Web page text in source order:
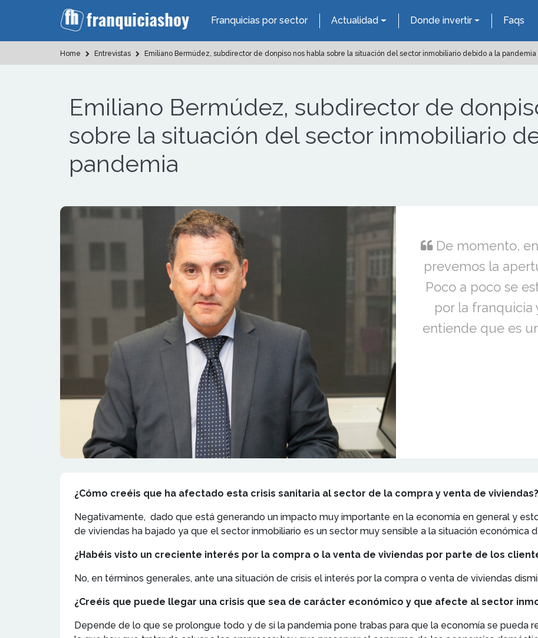
Franquicias por sector Actualidad Donde invertir Faqs
Home Entrevistas Emiliano Bermúdez, subdirector de donpiso nos habla sobre la situación del sector inmobiliario debido a la pandemia
Emiliano Bermúdez, subdirector de
sobre la situación del sector inmobiliario
pandemia
De momento,
prevemos la
Poco a poco se
por la franquicia
entiende que es
¿Cómo creéis que ha afectado esta crisis sanitaria al sector de la compra y venta de viviendas?
Negativamente, dado que está generando un impacto muy importante en la economía en general y
de viviendas ha bajado ya que el sector inmobiliario es un sector muy sensible a la situación económica
¿Habéis visto un creciente interés por la compra o la venta de viviendas por parte de los
No, en términos generales, ante una situación de crisis el interés por la compra o venta de viviendas
¿Creéis que puede llegar una crisis que sea de carácter económico y que afecte al sector
Depende de lo que se prolongue todo y de si la pandemia pone trabas para que la economía se pueda